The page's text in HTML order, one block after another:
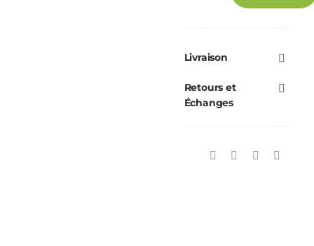
réglable
120mm
Livraison
Retours et
Échanges